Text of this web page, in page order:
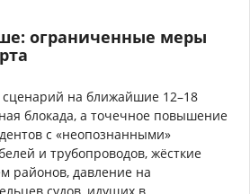
ограниченные меры
на ближайшие 12–18
блокада, а точечное повышение
с «неопознанными»
и трубопроводов, жёсткие
районов, давление на
судов, идущих в